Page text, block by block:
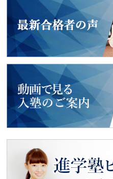
2018年度入試
最新合格者の声
入塾のご案内